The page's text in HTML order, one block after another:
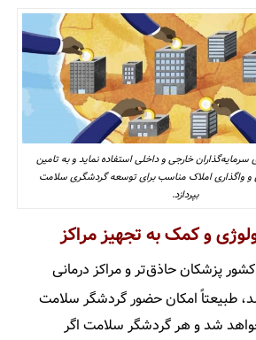
سرمایه‌گذاران خارجی و داخلی استفاده نماید و به تامین
و واگذاری املاک مناسب برای توسعه گردشگری سلامت
بپردازد.
و کمک به تجهیز مراکز
پزشکان حاذق‌تر و مراکز درمانی
طبیعتاً امکان حضور گردشگر سلامت
شد و هر گردشگر سلامت اگر